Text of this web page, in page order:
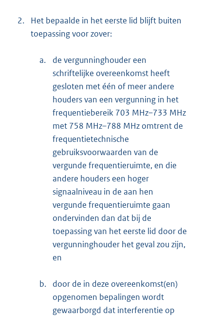
2.
Het bepaalde in het eerste lid blijft buiten
toepassing voor zover:
a.
de vergunninghouder een
schriftelijke overeenkomst heeft
gesloten met één of meer andere
houders van een vergunning in het
frequentiebereik 703 MHz–733 MHz
met 758 MHz–788 MHz omtrent de
frequentietechnische
gebruiksvoorwaarden van de
vergunde frequentieruimte, en die
andere houders een hoger
signaalniveau in de aan hen
vergunde frequentieruimte gaan
ondervinden dan dat bij de
toepassing van het eerste lid door de
vergunninghouder het geval zou zijn,
en
b.
door de in deze overeenkomst(en)
opgenomen bepalingen wordt
gewaarborgd dat interferentie op